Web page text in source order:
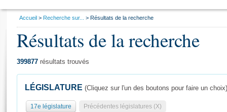
Général
Vous
Accueil Recherche sur... Résultats de la recherche
Résultats de la recherche
399877 résultats trouvés
LÉGISLATURE (Cliquez sur l'un des boutons pour faire un choix)
17e législature Précédentes législatures (X)